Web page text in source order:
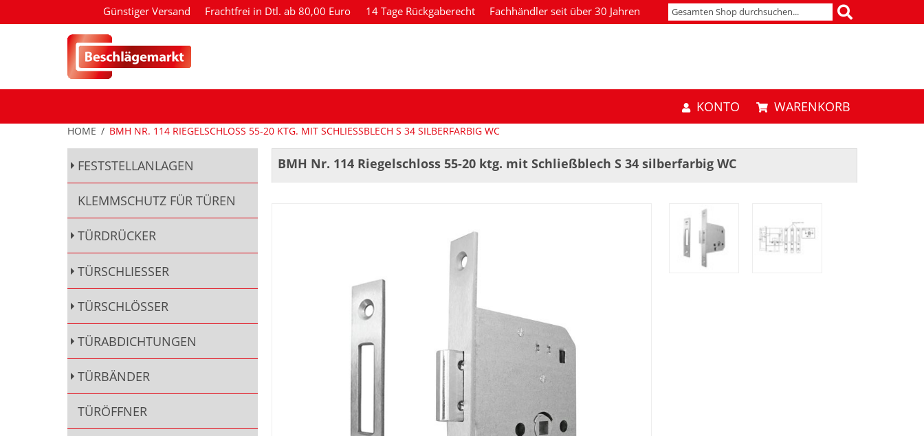
Günstiger Versand Frachtfrei in Dtl. ab 80,00 Euro 14 Tage Rückgaberecht Fachhändler seit über 30 Jahren
KONTO WARENKORB
HOME / BMH NR. 114 RIEGELSCHLOSS 55-20 KTG. MIT SCHLIESSBLECH S 34 SILBERFARBIG WC
BMH Nr. 114 Riegelschloss 55-20 ktg. mit Schließblech S 34 silberfarbig WC
FESTSTELLANLAGEN
KLEMMSCHUTZ FÜR TÜREN
TÜRDRÜCKER
TÜRSCHLIESSER
TÜRSCHLÖSSER
TÜRABDICHTUNGEN
TÜRBÄNDER
TÜRÖFFNER